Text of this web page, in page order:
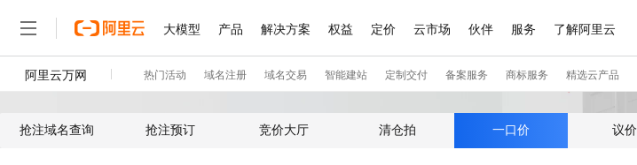
抢注域名查询 抢注预订 竞价大厅 清仓拍 一口价 议价